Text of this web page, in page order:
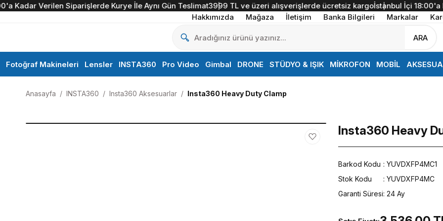
Verilen Siparişlerde Kurye İle Aynı Gün Teslimat3999 TL ve üzeri alışverişlerde ücretsiz kargoİstanbul İçi 18:00'a
Hakkımızda
Mağaza İletişim Banka Bilgileri Markalar
ARA
Fotoğraf Makineleri Lensler INSTA360 Pro Video Gimbal DRONE STÜDYO & IŞIK MİKROFON MOBİL
Anasayfa INSTA360 Insta360 Aksesuarlar Insta360 Heavy Duty Clamp
Insta360 Heavy
Barkod Kodu
YUVDXFP4MC1
Stok Kodu
YUVDXFP4MC
Garanti Süresi 24 Ay